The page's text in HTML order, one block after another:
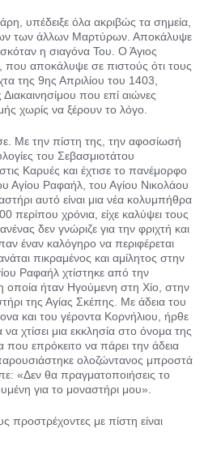
υπέδειξε όλα ακριβώς τα σημεία,
των άλ­λων Μαρτύρων. Αποκάλυψε
η σια­γόνα Του. Ο Άγιος
που αποκάλυψε σε πι­στούς ότι τους
της 9ης Απριλίου του 1403,
που επί αιώνες
χωρίς να ξέρουν το λόγο.
Με την πίστη της, την αφοσίωσή
του Σεβασμιοτάτου
Καρυές και έχτισε το πανέμορφο
Αγίου Ραφαήλ, του Αγίου Νικολάου
αυτό είναι μια νέα κολυμπήθρα
περίπου χρό­νια, είχε καλύψει τους
δεν γνώριζε για την φριχτή και
έναν καλόγηρο να περιφέρεται
πικραμένος και αμίλητος στην
Ραφαήλ χτίστηκε από την
οποία ήταν Ηγούμενη στη Χίο, στην
της Αγίας Σκέπης. Με άδεια του
και του γέροντα Κορνήλιου, ήρθε
χτίσει μια εκκλησία στο όνομα της
επρόκειτο να πάρει την άδεια
ολοζώντανος μπροστά
«Δεν θα πραγματοποιήσεις το
για το μοναστήρι μου».
προστρέχοντες με πίστη είναι